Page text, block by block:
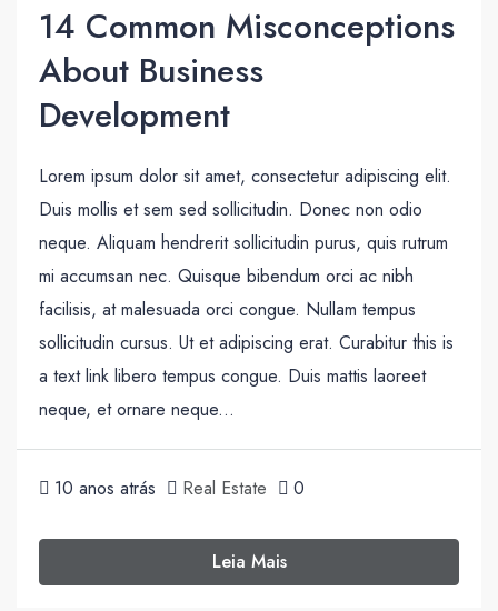
14 Common Misconceptions
About Business
Development
Lorem ipsum dolor sit amet, consectetur adipiscing elit.
Duis mollis et sem sed sollicitudin. Donec non odio
neque. Aliquam hendrerit sollicitudin purus, quis rutrum
mi accumsan nec. Quisque bibendum orci ac nibh
facilisis, at malesuada orci congue. Nullam tempus
sollicitudin cursus. Ut et adipiscing erat. Curabitur this is
a text link libero tempus congue. Duis mattis laoreet
neque, et ornare neque...
10 anos atrás Real Estate 0
Leia Mais